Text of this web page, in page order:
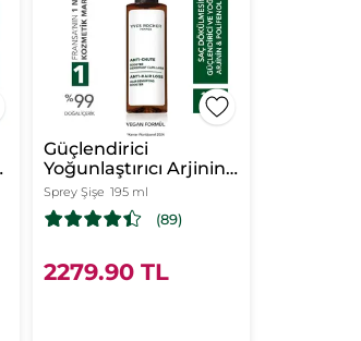
Güçlendirici
Yoğunlaştırıcı Arjinin
Polifenol Saç
Serumu-Saç
Dökülmesine
Vegan
Sprey Şişe 195 ml
(89)
2279.90 TL